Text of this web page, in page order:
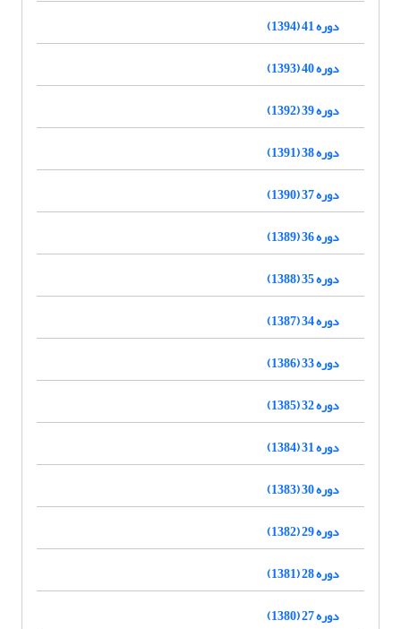
دوره 41 (1394)
دوره 40 (1393)
دوره 39 (1392)
دوره 38 (1391)
دوره 37 (1390)
دوره 36 (1389)
دوره 35 (1388)
دوره 34 (1387)
دوره 33 (1386)
دوره 32 (1385)
دوره 31 (1384)
دوره 30 (1383)
دوره 29 (1382)
دوره 28 (1381)
دوره 27 (1380)